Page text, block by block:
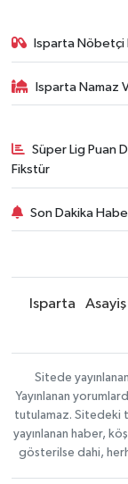
Isparta Nöbetçi
Isparta Namaz
Süper Lig Puan
Fikstür
Son Dakika
Isparta Asayiş
Sitede
Yayınlanan
tutulamaz. Sitedeki
yayınlanan haber,
gösterilse dahi,